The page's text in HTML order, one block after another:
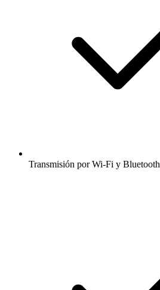
Transmisión por Wi-Fi y Bluetooth